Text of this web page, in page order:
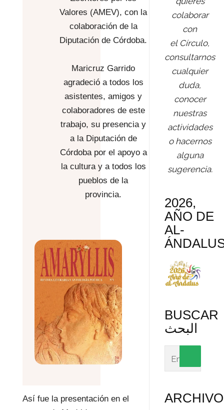
Valores (AMEV), con la
colaboración de la
Diputación de Córdoba.
Maricruz Garrido
agradeció a todos los
asistentes, amigos y
colaboradores de este
trabajo, su presencia y
a la Diputación de
Córdoba por el apoyo a
la cultura y a todos los
pueblos de la
provincia.
Así fue la presentación en el
colaborar
con
el Círculo,
consultarnos
cualquier
duda,
conocer
nuestras
actividades
o hacernos
alguna
sugerencia.
2026,
AÑO DE
AL-
BUSCAR
البحث